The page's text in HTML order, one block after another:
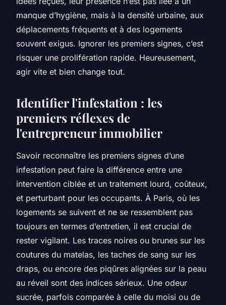
manque d’hygiène, mais à la densité urbaine, aux
déplacements fréquents et à des logements
souvent exigus. Ignorer les premiers signes, c’est
risquer une prolifération rapide. Heureusement,
agir vite et bien change tout.
Identifier l'infestation : les
premiers réflexes de
l'entrepreneur immobilier
Savoir reconnaître les premiers signes d’une
infestation peut faire la différence entre une
intervention ciblée et un traitement lourd, coûteux,
et perturbant pour les occupants. À Paris, où les
logements se suivent et ne se ressemblent pas
toujours en termes d’entretien, il est crucial de
rester vigilant. Les traces noires ou brunes sur les
coutures du matelas, les taches de sang sur les
draps, ou encore des piqûres alignées sur la peau
au réveil sont des indices sérieux. Une odeur
sucrée, parfois comparée à celle du moisi ou de